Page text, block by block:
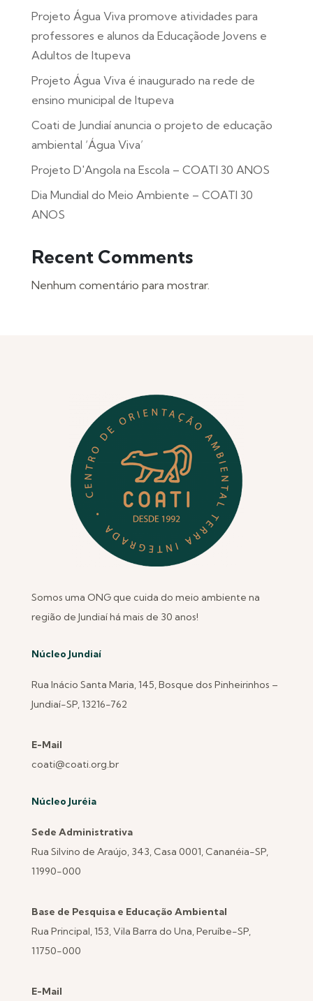
Projeto Água Viva promove atividades para
professores e alunos da Educaçãode Jovens e
Adultos de Itupeva
Projeto Água Viva é inaugurado na rede de
ensino municipal de Itupeva
Coati de Jundiaí anuncia o projeto de educação
ambiental ‘Água Viva’
Projeto D'Angola na Escola – COATI 30 ANOS
Dia Mundial do Meio Ambiente – COATI 30
ANOS
Recent Comments
Nenhum comentário para mostrar.
Somos uma ONG que cuida do meio ambiente na
região de Jundiaí há mais de 30 anos!
Núcleo Jundiaí
Rua Inácio Santa Maria, 145, Bosque dos Pinheirinhos –
Jundiaí-SP, 13216-762
E-Mail
coati@coati.org.br
Núcleo Juréia
Sede Administrativa
Rua Silvino de Araújo, 343, Casa 0001, Cananéia-SP,
11990-000
Base de Pesquisa e Educação Ambiental
Rua Principal, 153, Vila Barra do Una, Peruíbe-SP,
11750-000
E-Mail